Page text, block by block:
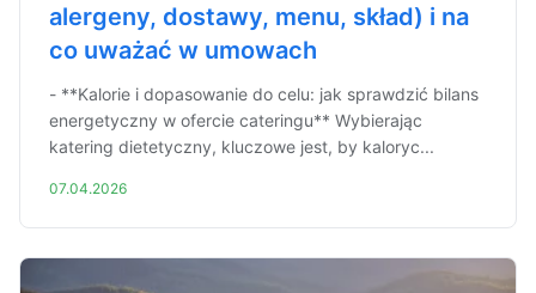
alergeny, dostawy, menu, skład) i na
co uważać w umowach
- **Kalorie i dopasowanie do celu: jak sprawdzić bilans
energetyczny w ofercie cateringu** Wybierając
katering dietetyczny, kluczowe jest, by kaloryc...
07.04.2026